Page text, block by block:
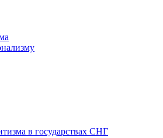
в государствах СНГ